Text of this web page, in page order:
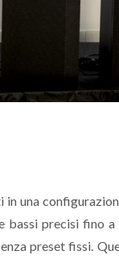
una
bassi precisi fino
preset fissi.